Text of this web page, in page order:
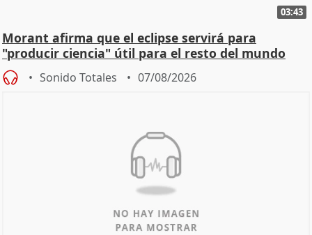
03:43
Morant afirma que el eclipse servirá para
"producir ciencia" útil para el resto del mundo
Sonido Totales 07/08/2026